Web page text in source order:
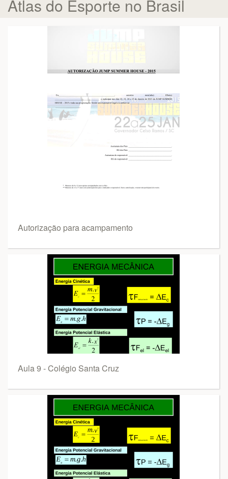
Atlas do Esporte no Brasil
Autorização para acampamento
Aula 9 - Colégio Santa Cruz